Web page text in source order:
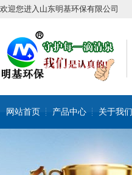
欢迎您进入山东明基环保有限公司
网站首页 产品中心 关于我们